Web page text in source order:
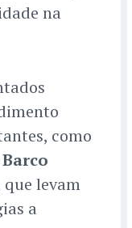
na
como
Barco
que levam
a